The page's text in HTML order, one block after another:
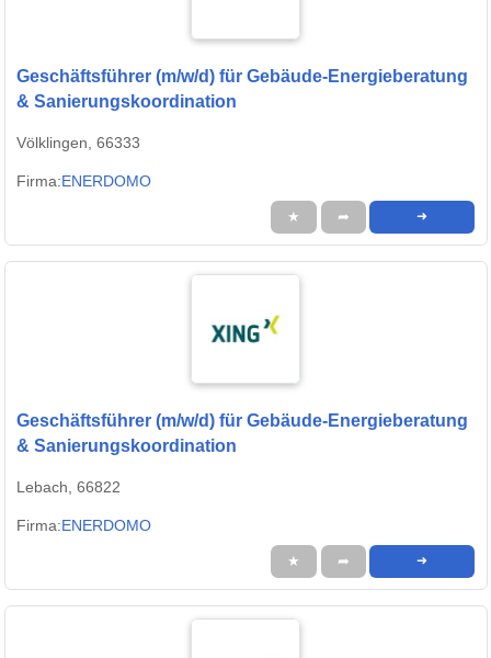
Geschäftsführer (m/w/d) für Gebäude-Energieberatung
& Sanierungskoordination
Völklingen, 66333
Firma:ENERDOMO
★ ➦ ➜
Geschäftsführer (m/w/d) für Gebäude-Energieberatung
& Sanierungskoordination
Lebach, 66822
Firma:ENERDOMO
★ ➦ ➜